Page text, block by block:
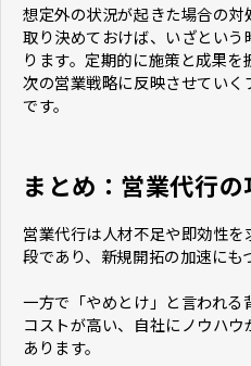
想定外の状況が起きた場合の
取り決めておけば、いざとい
ります。定期的に施策と成果
次の営業戦略に反映させてい
です。
まとめ：営業代行
営業代行は人材不足や即効性
段であり、新規開拓の加速にも
一方で「やめとけ」と言われる
コストが高い、自社にノウハ
あります。